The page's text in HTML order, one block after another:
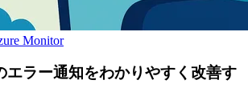
Monitor
ラー通知をわかりやすく改善す